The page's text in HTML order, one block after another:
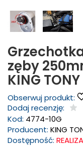
zęby
KING
Obserwuj produkt:
Dodaj recenzję:
Kod: 4774-10G
Producent: KING
Dostępność: